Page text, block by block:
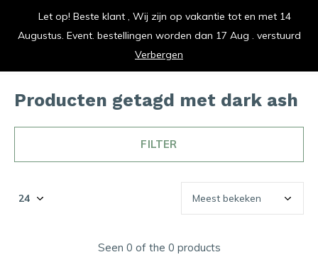
vrolijk je keuken op
Producten getagd met dark ash
FILTER
Seen 0 of the 0 products
Let op! Beste klant , Wij zijn op vakantie tot en met 14
Augustus. Event. bestellingen worden dan 17 Aug . verstuurd
Verbergen